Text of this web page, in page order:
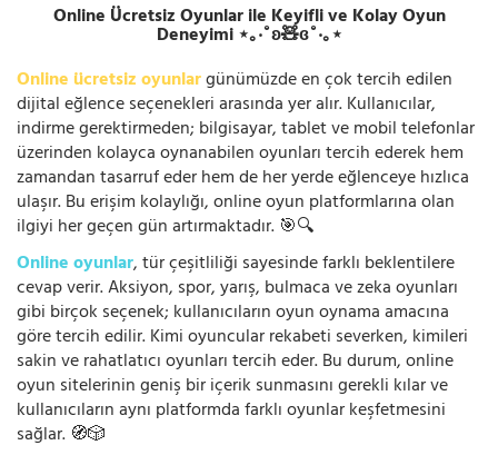
Online Ücretsiz Oyunlar ile Keyifli ve Kolay Oyun
Deneyimi ⋆｡‧˚ʚ🧸ɞ˚‧｡⋆
Online ücretsiz oyunlargünümüzde en çok tercih edilen
dijital eğlence seçenekleri arasında yer alır. Kullanıcılar,
indirme gerektirmeden; bilgisayar, tablet ve mobil telefonlar
üzerinden kolayca oynanabilen oyunları tercih ederek hem
zamandan tasarruf eder hem de her yerde eğlenceye hızlıca
ulaşır. Bu erişim kolaylığı, online oyun platformlarına olan
ilgiyi her geçen gün artırmaktadır. 🎯🔍
Online oyunlar, tür çeşitliliği sayesinde farklı beklentilere
cevap verir. Aksiyon, spor, yarış, bulmaca ve zeka oyunları
gibi birçok seçenek; kullanıcıların oyun oynama amacına
göre tercih edilir. Kimi oyuncular rekabeti severken, kimileri
sakin ve rahatlatıcı oyunları tercih eder. Bu durum, online
oyun sitelerinin geniş bir içerik sunmasını gerekli kılar ve
kullanıcıların aynı platformda farklı oyunlar keşfetmesini
sağlar. 🧭🎲